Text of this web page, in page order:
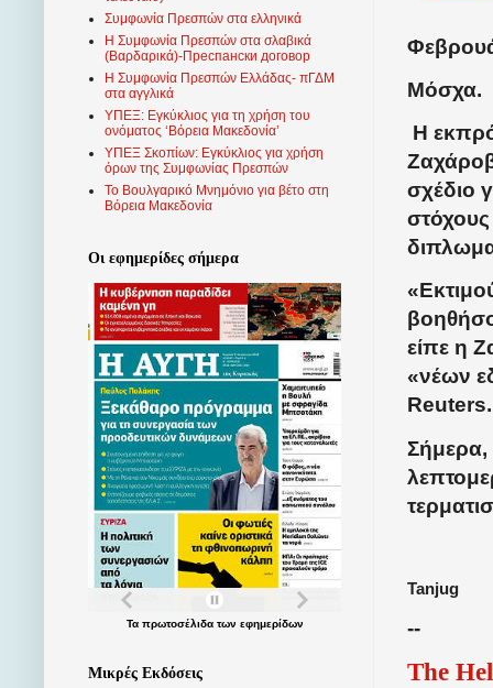
Μόσχα.
Η
σχέδιο
είπε η
«νέων
Reuters.
Σήμερα,
Tanjug
--
The
Συμφωνία Πρεσπών στα ελληνικά
Η Συμφωνία Πρεσπών στα σλαβικά
(Βαρδαρικά)-Преспански договор
Η Συμφωνία Πρεσπών Ελλάδας- πΓΔΜ
στα αγγλικά
ΥΠΕΞ: Εγκύκλιος για τη χρήση του
ονόματος ‘Βόρεια Μακεδονία’
ΥΠΕΞ Σκοπίων: Εγκύκλιος για χρήση
όρων της Συμφωνίας Πρεσπών
Το Βουλγαρικό Μνημόνιο για βέτο στη
Βόρεια Μακεδονία
Οι εφημερίδες σήμερα
Τα πρωτοσέλιδατων εφημερίδων
Μικρές Εκδόσεις